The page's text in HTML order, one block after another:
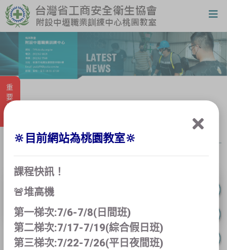
重要消息
這個資料夾裡沒有任何項目。
🔆目前網站為桃園教室🔆
課程快訊！
🚨堆高機
第一梯次:7/6-7/8(日間班)
第二梯次:7/17-7/19(綜合假日班)
第三梯次:7/22-7/26(平日夜間班)